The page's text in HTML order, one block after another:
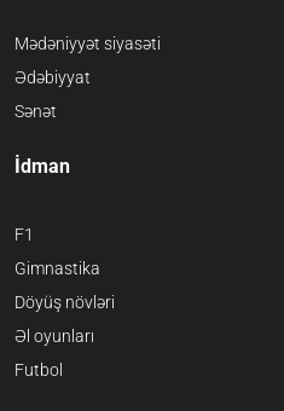
Mədəniyyət siyasəti
Ədəbiyyat
Sənət
İdman
F1
Gimnastika
Döyüş növləri
Əl oyunları
Futbol